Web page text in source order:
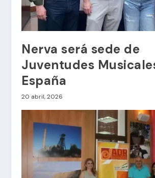
Nerva será sede de
Juventudes
España
20 abril, 2026